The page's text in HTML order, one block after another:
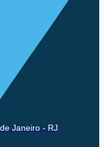
Janeiro - RJ